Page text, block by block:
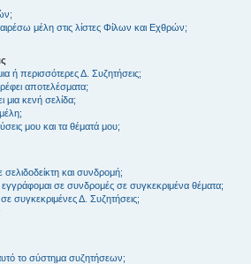
μέλη στις λίστες Φίλων και Εχθρών;
περισσότερες Δ. Συζητήσεις;
αποτελέσματα;
μια κενή σελίδα;
μου και τα θέματά μου;
σελιδοδείκτη και συνδρομή;
σε συνδρομές σε συγκεκριμένα θέματα;
συγκεκριμένες Δ. Συζητήσεις;
το σύστημα συζητήσεων;